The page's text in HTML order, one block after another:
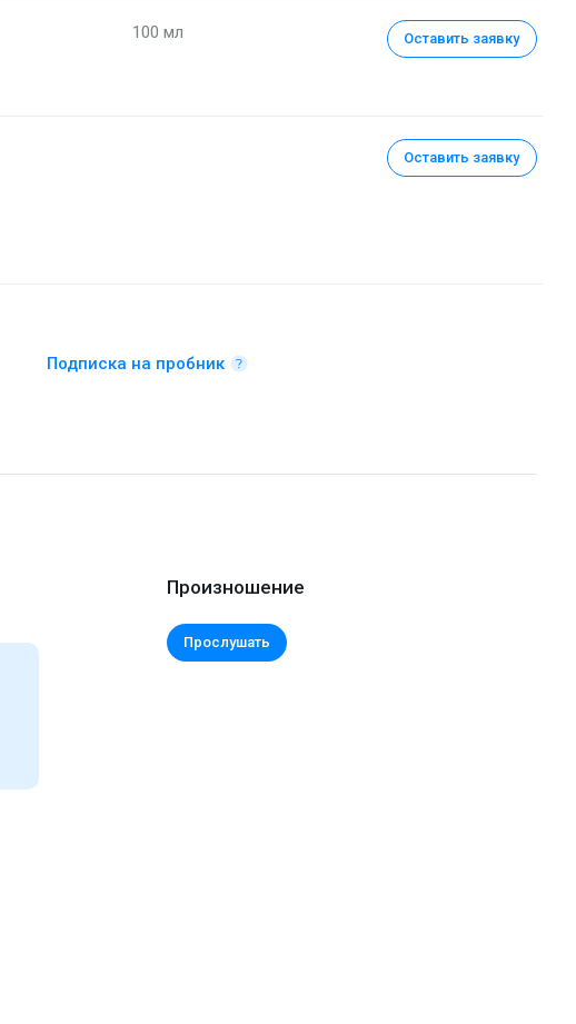
100 мл Оставить заявку
Оставить заявку
Подписка на пробник
Произношение
Прослушать